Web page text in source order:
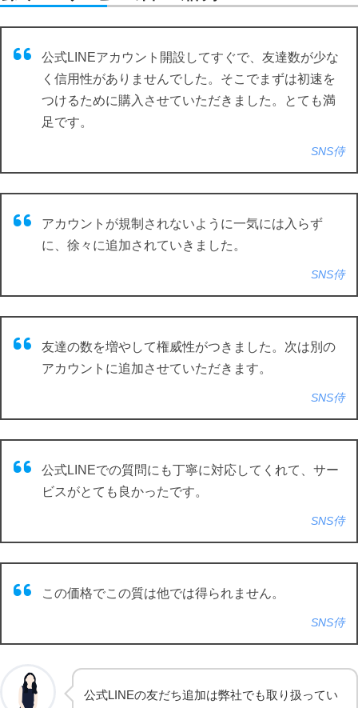
公式LINEアカウント開設してすぐで、友達数が少な
く信用性がありませんでした。そこでまずは初速を
つけるために購入させていただきました。とても満
足です。
SNS侍
アカウントが規制されないように一気には入らず
に、徐々に追加されていきました。
SNS侍
友達の数を増やして権威性がつきました。次は別の
アカウントに追加させていただきます。
SNS侍
公式LINEでの質問にも丁寧に対応してくれて、サー
ビスがとても良かったです。
SNS侍
この価格でこの質は他では得られません。
SNS侍
公式LINEの友だち追加は弊社でも取り扱ってい